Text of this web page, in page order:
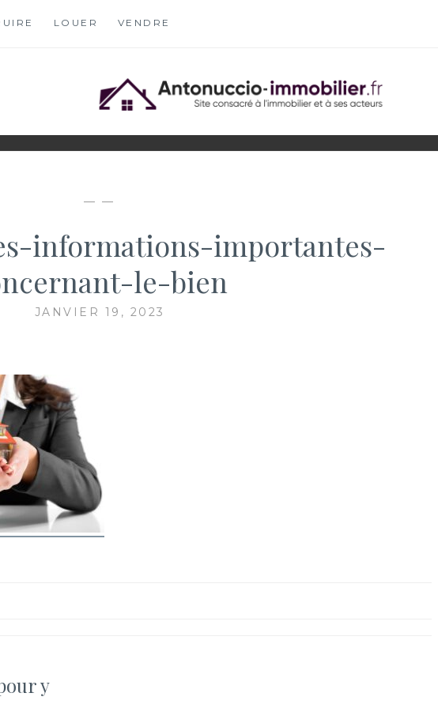
LOUER VENDRE
ACTEURS
— —
informations-importantes-
le-bien
JANVIER 19, 2023
y